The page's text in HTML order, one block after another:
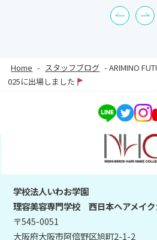
Home - スタッフブログ -ARIMINO
025に出場しました
学校法人いわお学園
理容美容専門学校 西日本ヘアメイク
〒545-0051
大阪府大阪市阿倍野区旭町2-1-2